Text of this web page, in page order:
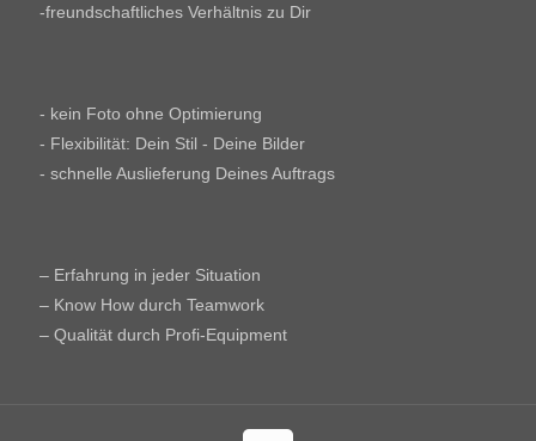
-freundschaftliches Verhältnis zu Dir
- kein Foto ohne Optimierung
- Flexibilität: Dein Stil - Deine Bilder
- schnelle Auslieferung Deines Auftrags
– Erfahrung in jeder Situation
– Know How durch Teamwork
– Qualität durch Profi-Equipment